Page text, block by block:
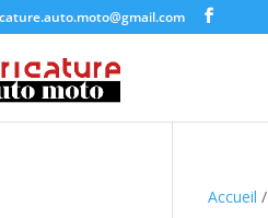
Accueil /